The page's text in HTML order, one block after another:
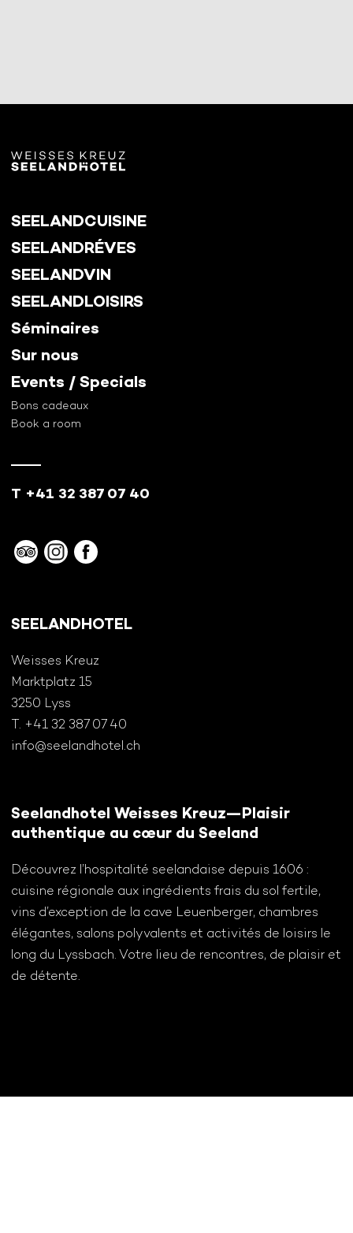
SEELANDHOTEL
Weisses Kreuz
Marktplatz 15
3250 Lyss
T. +41 32 387 07 40
info@seelandhotel.ch
Seelandhotel Weisses Kreuz—Plaisir
authentique au cœur du Seeland
Découvrez l’hospitalité seelandaise depuis 1606 :
cuisine régionale aux ingrédients frais du sol fertile,
vins d’exception de la cave Leuenberger, chambres
élégantes, salons polyvalents et activités de loisirs le
long du Lyssbach. Votre lieu de rencontres, de plaisir et
de détente.
SEELANDCUISINE
SEELANDRÉVES
SEELANDVIN
SEELANDLOISIRS
Séminaires
Sur nous
Events / Specials
Bons cadeaux
Book a room
T +41 32 387 07 40